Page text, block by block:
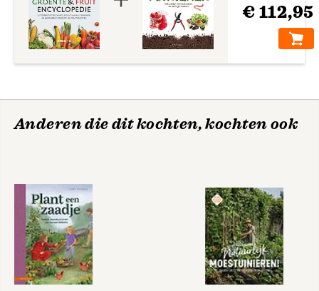
€ 112,95
Anderen die dit kochten, kochten ook